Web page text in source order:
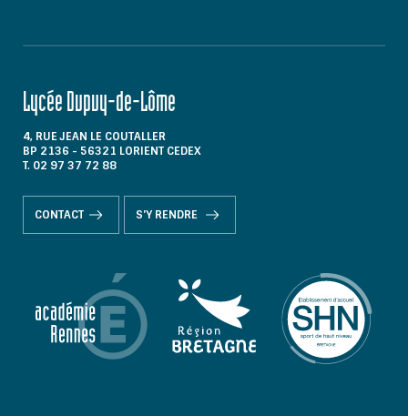
Lycée Dupuy-de-Lôme
4, RUE JEAN LE COUTALLER
BP 2136 - 56321 LORIENT CEDEX
T. 02 97 37 72 88
CONTACT S'Y RENDRE